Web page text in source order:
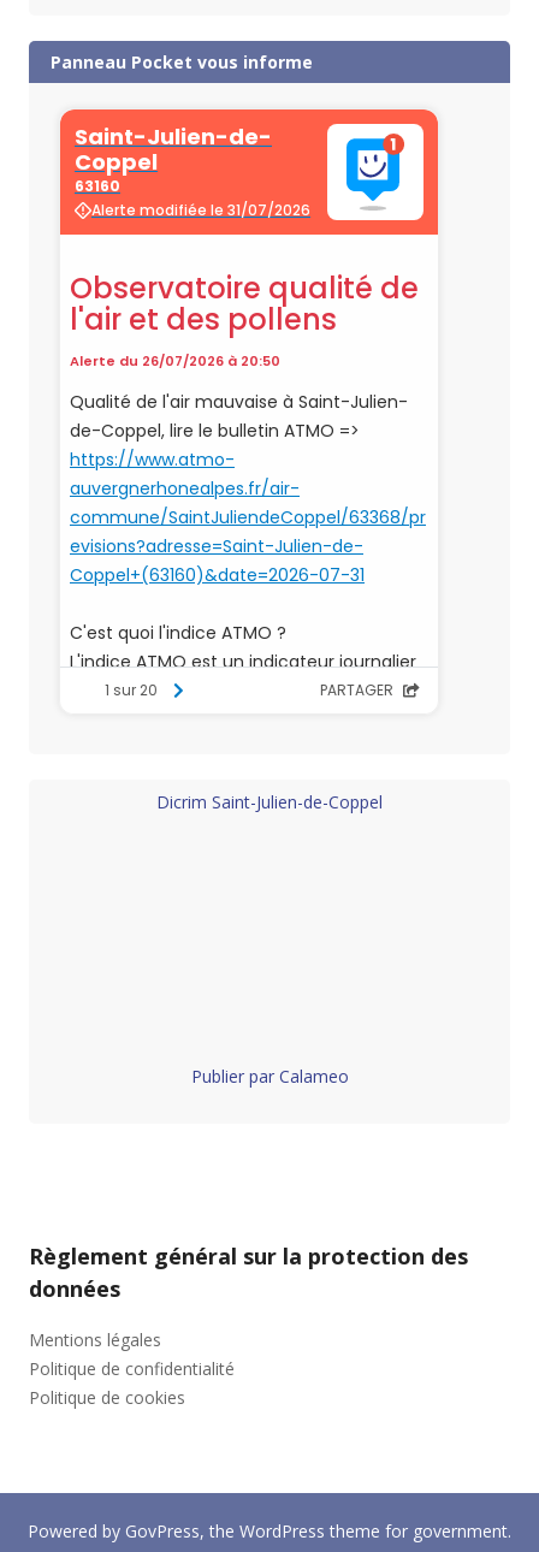
Panneau Pocket vous informe
Dicrim Saint-Julien-de-Coppel
Publier par Calameo
Règlement général sur la protection des
données
Mentions légales
Politique de confidentialité
Politique de cookies
Powered by GovPress, the WordPress theme for government.